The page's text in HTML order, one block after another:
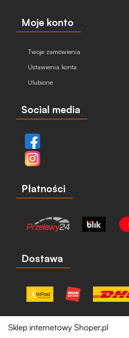
Moje konto
Twoje zamówienia
Ustawienia konta
Ulubione
Social media
Płatności
Dostawa
Sklep internetowy Shoper.pl